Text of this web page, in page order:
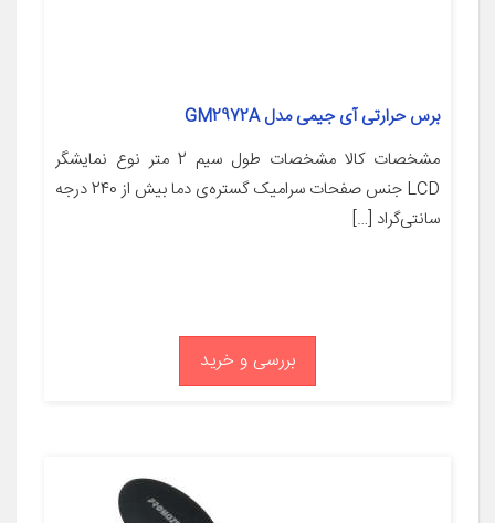
برس حرارتی آی جیمی مدل GM2972A
مشخصات کالا مشخصات طول سیم 2 متر نوع نمایشگر
LCD جنس صفحات سرامیک گستره‌ی دما بیش از 240 درجه
سانتی‌گراد […]
بررسی و خرید